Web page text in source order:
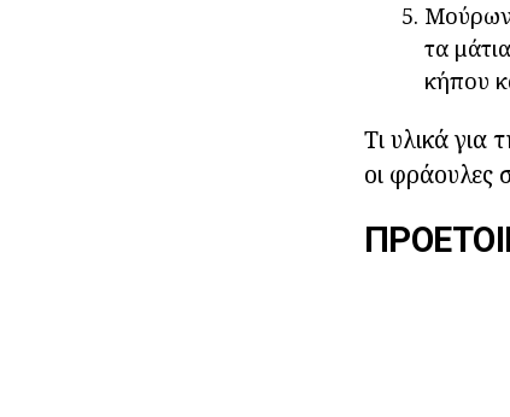
Μούρων
τα
κήπου
Τι υλικά για
οι φράουλες